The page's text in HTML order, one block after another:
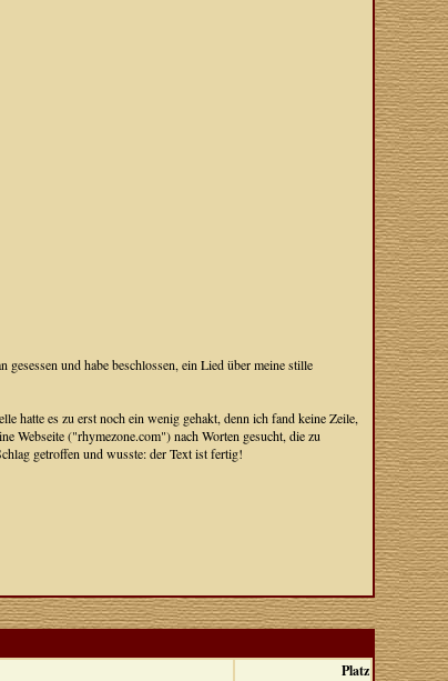
und habe beschlossen, ein Lied über meine stille
hatte es zu erst noch ein wenig gehakt, denn ich fand keine Zeile,
Webseite ("rhymezone.com") nach Worten gesucht, die zu
getroffen und wusste: der Text ist fertig!
Platz